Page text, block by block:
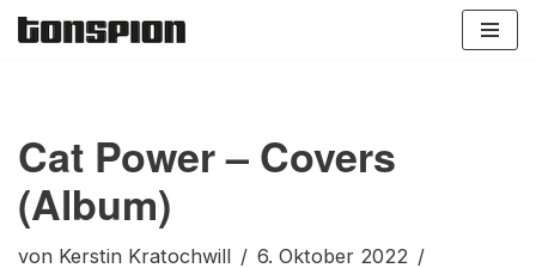
Cat Power – Covers
(Album)
von Kerstin Kratochwill
6. Oktober 2022